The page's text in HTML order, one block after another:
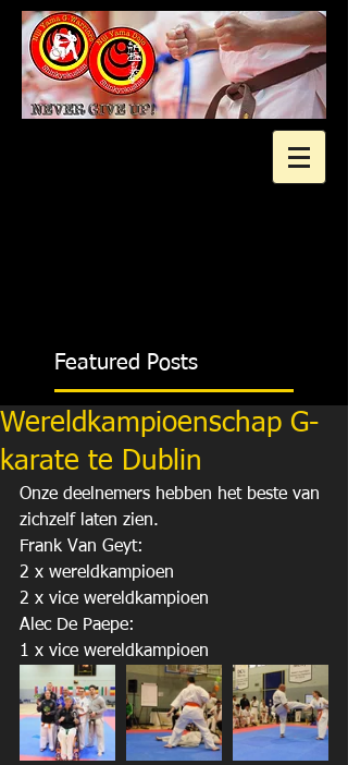
Featured Posts
Wereldkampioenschap G-
karate te Dublin
Onze deelnemers hebben het beste van
zichzelf laten zien.
Frank Van Geyt:
2 x wereldkampioen
2 x vice wereldkampioen
Alec De Paepe:
1 x vice wereldkampioen